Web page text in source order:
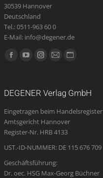
30539 Hannover
Deutschland
Tel.: 0511-963 60 0
E-Mail: info@degener.de
Finden Sie uns auf:
Facebook
in
new
window
YouTube
in
new
window
Instagram
in
new
window
E-
opens
in
new
window
Website
in
new
DEGENER Verlag GmbH
Eingetragen beim Handelsregister
Amtsgericht Hannover
Register-Nr. HRB 4133
UST.-ID-NUMMER: DE 115 676 709
Geschäftsführung:
Dr. oec. HSG Max-Georg Büchner